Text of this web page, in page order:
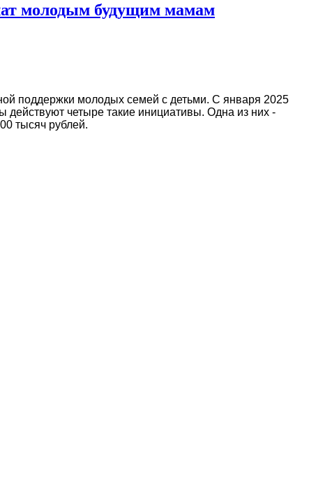
молодым будущим мамам
поддержки молодых семей с детьми. С января 2025
четыре такие инициативы. Одна из них -
тысяч рублей.